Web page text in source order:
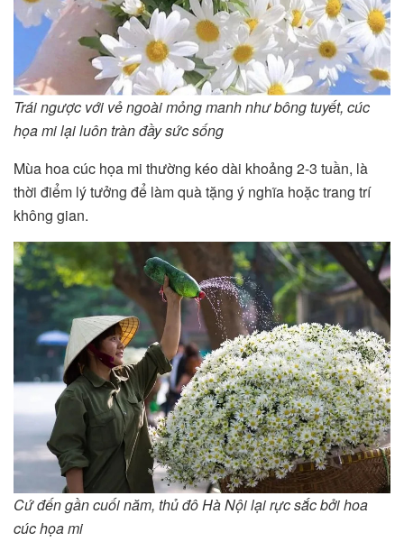
Trái ngược với vẻ ngoài mỏng manh như bông tuyết, cúc
họa mi lại luôn tràn đầy sức sống
Mùa hoa cúc họa mi thường kéo dài khoảng 2-3 tuần, là
thời điểm lý tưởng để làm quà tặng ý nghĩa hoặc trang trí
không gian.
Cứ đến gần cuối năm, thủ đô Hà Nội lại rực sắc bởi hoa
cúc họa mi